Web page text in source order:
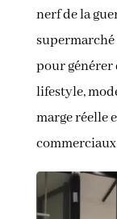
nerf de la
supermarché
pour générer
lifestyle,
marge réelle